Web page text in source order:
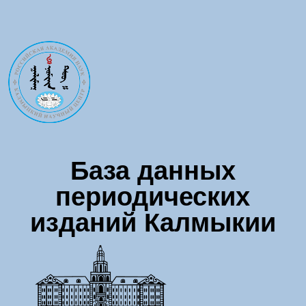
База данных
периодических
изданий Калмыкии